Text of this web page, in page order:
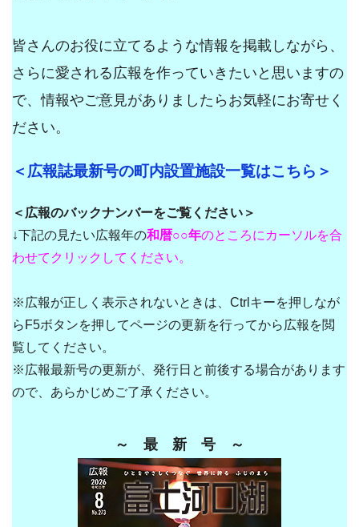
皆さんのお役に立てるような情報を掲載しながら、
さらに愛される広報を作っていきたいと思いますの
で、情報やご意見がありましたらお気軽にお寄せく
ださい。
＜広報誌最新号の町内設置施設一覧はこちら＞
＜広報のバックナンバーをご覧ください＞
↓下記の見たい広報年の和暦○○年のところにカーソルを合
わせてクリックしてください。
※広報が正しく表示されないときは、Ctrlキーを押しなが
らF5ボタンを押してページの更新を行ってから広報を閲
覧してください。
※広報最新号の更新が、発行日と前後する場合があります
ので、あらかじめご了承ください。
～ 最 新 号 ～